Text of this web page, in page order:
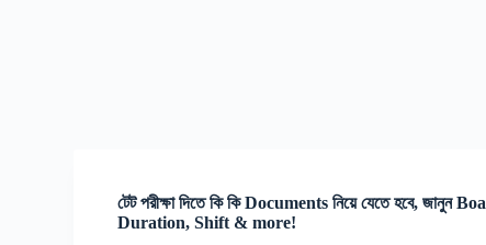
টেট পরীক্ষা দিতে কি কি Documents নিয়ে যেতে হবে,
Duration, Shift & more!